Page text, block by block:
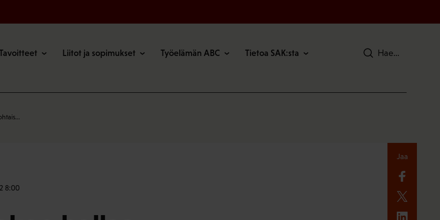
Liitot ja sopimukset Työelämän ABC Tietoa SAK:sta Hae
8:00
Jaa